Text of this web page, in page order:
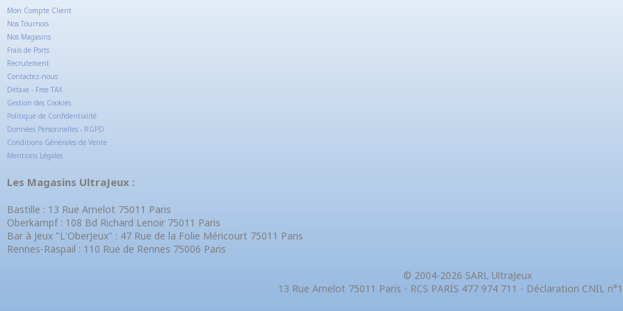
Mon Compte Client
Nos Tournois
Nos Magasins
Frais de Ports
Recrutement
Contactez-nous
Détaxe - Free TAX
Gestion des Cookies
Politique de Confidentialité
Données Personnelles - RGPD
Conditions Générales de Vente
Mentions Légales
Les Magasins UltraJeux :
Bastille : 13 Rue Amelot 75011 Paris
Oberkampf : 108 Bd Richard Lenoir 75011 Paris
Bar à Jeux "L'OberJeux" : 47 Rue de la Folie Méricourt 75011 Paris
Rennes-Raspail : 110 Rue de Rennes 75006 Paris
© 2004-2026 SARL UltraJeux
13 Rue Amelot 75011 Paris - RCS PARIS 477 974 711 - Déclaration CNIL